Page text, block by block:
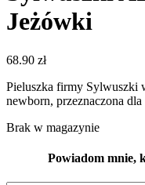
Jeżówki
68.90 zł
Pieluszka firmy Sylwuszki
newborn, przeznaczona
Brak w magazynie
Powiadom mnie,